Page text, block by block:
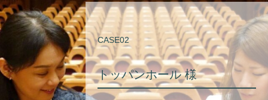
CASE02
トッパンホール 様